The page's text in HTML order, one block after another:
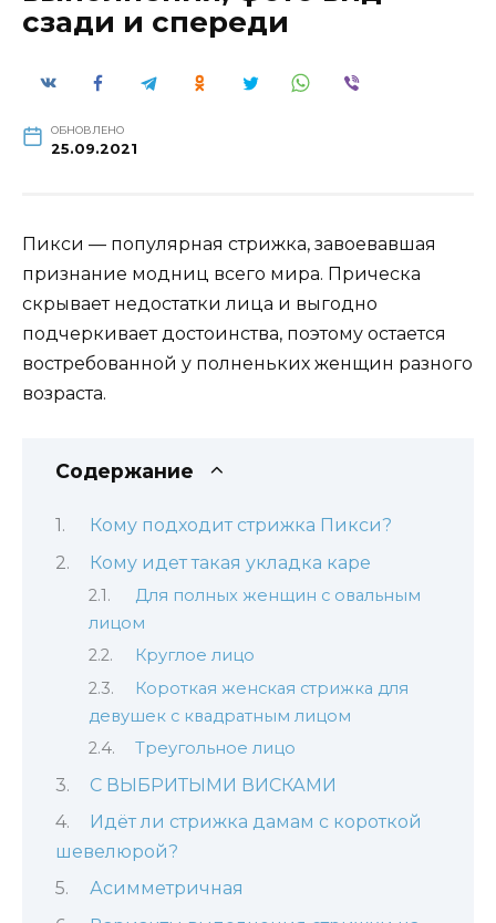
сзади и спереди
ОБНОВЛЕНО
25.09.2021
Пикси — популярная стрижка, завоевавшая
признание модниц всего мира. Прическа
скрывает недостатки лица и выгодно
подчеркивает достоинства, поэтому остается
востребованной у полненьких женщин разного
возраста.
Содержание
Кому подходит стрижка Пикси?
Кому идет такая укладка каре
Для полных женщин с овальным
лицом
Круглое лицо
Короткая женская стрижка для
девушек с квадратным лицом
Треугольное лицо
С ВЫБРИТЫМИ ВИСКАМИ
Идёт ли стрижка дамам с короткой
шевелюрой?
Асимметричная